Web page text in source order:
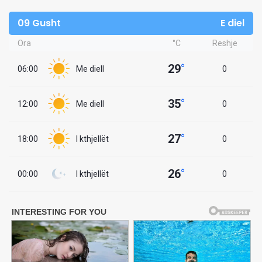
09 Gusht E diel
Ora °C Reshje
06:00 Me diell 29° 0
12:00 Me diell 35° 0
18:00 I kthjellët 27° 0
00:00 I kthjellët 26° 0